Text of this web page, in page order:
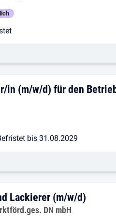
in oder Helfer/in
in (m/w/d) für den
bis 31.08.2029
In Maler und
Lackierer (m/w/d)
DN mbH